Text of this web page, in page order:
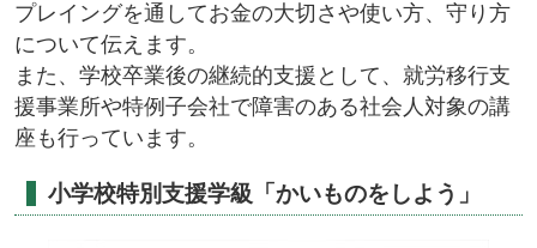
プレイングを通してお金の大切さや使い方、守り方
について伝えます。
また、学校卒業後の継続的支援として、就労移行支
援事業所や特例子会社で障害のある社会人対象の講
座も行っています。
小学校特別支援学級「かいものをしよう」